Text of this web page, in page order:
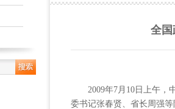
全国
2009年7月10日上午，中
委书记张春贤、省长周强